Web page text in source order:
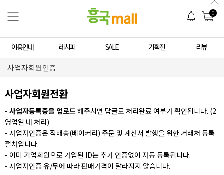
0
이용안내 레시피 SALE 기획전 리뷰
사업자회원인증
사업자회원전환
- 사업자등록증을 업로드 해주시면 답글로 처리완료 여부가 확인됩니다. (2
영업일 내 처리)
- 사업자인증은 직배송(베이커리) 주문 및 계산서 발행을 위한 거래처 등록
절차입니다.
- 이미 기업회원으로 가입된 ID는 추가 인증없이 자동 등록됩니다.
- 사업자인증 유/무에 따라 판매가격이 달라지지 않습니다.